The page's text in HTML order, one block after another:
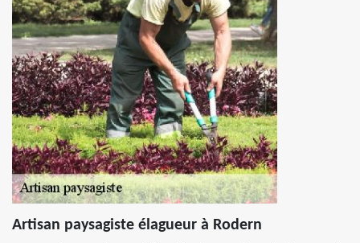
Artisan paysagiste élagueur à Rodern